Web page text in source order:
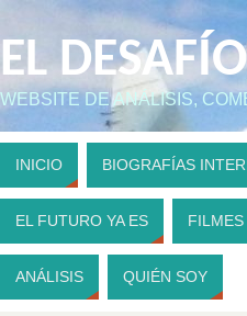
EL
WEBSITE DE ANÁLISIS,
INICIO BIOGRAFÍAS
EL FUTURO YA ES
ANÁLISIS QUIÉN SOY